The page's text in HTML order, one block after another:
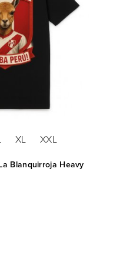
XL XXL
Blanquirroja Heavy